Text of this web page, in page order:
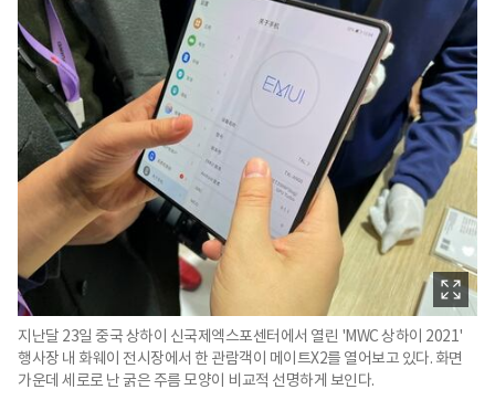
지난달 23일 중국 상하이 신국제엑스포센터에서 열린 'MWC 상하이 2021'
행사장 내 화웨이 전시장에서 한 관람객이 메이트X2를 열어보고 있다. 화면
가운데 세로로 난 굵은 주름 모양이 비교적 선명하게 보인다.